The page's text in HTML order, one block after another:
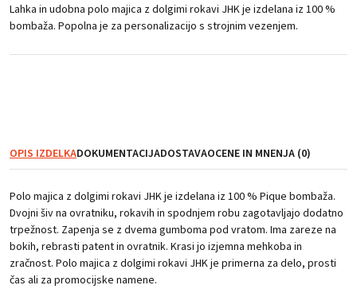
Lahka in udobna polo majica z dolgimi rokavi JHK je izdelana iz 100 %
bombaža. Popolna je za personalizacijo s strojnim vezenjem.
OPIS IZDELKADOKUMENTACIJADOSTAVAOCENE IN MNENJA (0)
Polo majica z dolgimi rokavi JHK je izdelana iz 100 % Pique bombaža.
Dvojni šiv na ovratniku, rokavih in spodnjem robu zagotavljajo dodatno
trpežnost. Zapenja se z dvema gumboma pod vratom. Ima zareze na
bokih, rebrasti patent in ovratnik. Krasi jo izjemna mehkoba in
zračnost. Polo majica z dolgimi rokavi JHK je primerna za delo, prosti
čas ali za promocijske namene.